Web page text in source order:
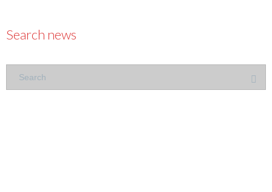
Search news